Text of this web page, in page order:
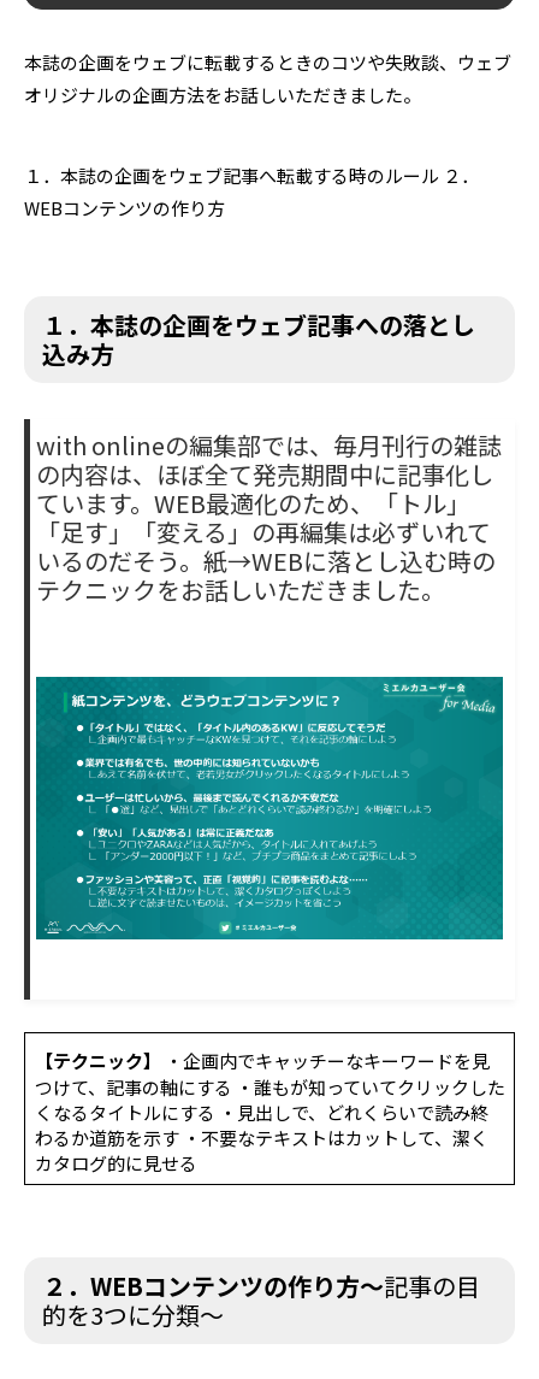
本誌の企画をウェブに転載するときのコツや失敗談、ウェブ
オリジナルの企画方法をお話しいただきました。
１．本誌の企画をウェブ記事へ転載する時のルール ２．
WEBコンテンツの作り方
１．本誌の企画をウェブ記事への落とし
込み方
with onlineの編集部では、毎月刊行の雑誌
の内容は、ほぼ全て発売期間中に記事化し
ています。WEB最適化のため、「トル」
「足す」「変える」の再編集は必ずいれて
いるのだそう。紙→WEBに落とし込む時の
テクニックをお話しいただきました。
【テクニック】
・企画内でキャッチーなキーワードを見
つけて、記事の軸にする ・誰もが知っていてクリックした
くなるタイトルにする ・見出しで、どれくらいで読み終
わるか道筋を示す ・不要なテキストはカットして、潔く
カタログ的に見せる
２．WEBコンテンツの作り方～記事の目
的を3つに分類～